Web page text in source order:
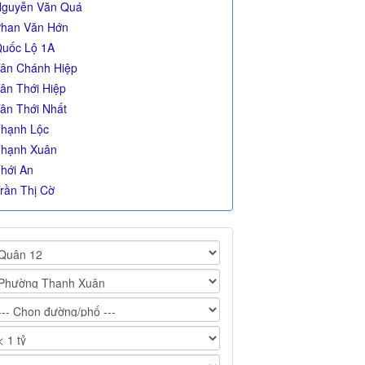
Văn Quá
Văn Hớn
Lộ 1A
Chánh Hiệp
Thới Hiệp
Thới Nhất
Lộc
Xuân
An
Thị Cờ